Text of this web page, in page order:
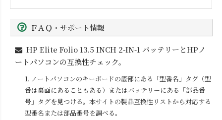
ＦＡＱ・サポート情報
HP Elite Folio 13.5 INCH 2-IN-1 バッテリーとHPノ
ートパソコンの互換性チェック。
1. ノートパソコンのキーボードの底部にある「型番名」タグ（型
番は裏面にあることもある）またはバッテリーにある「部品番
号」タグを見つける。本サイトの製品互換性リストから対応する
型番名または部品番号を調べる。